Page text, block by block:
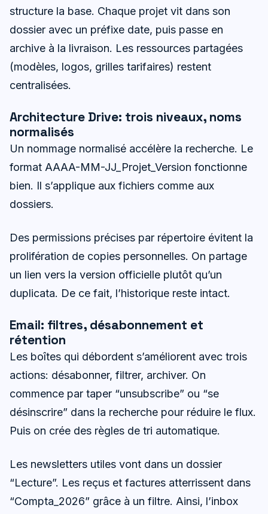
structure la base. Chaque projet vit dans son
dossier avec un préfixe date, puis passe en
archive à la livraison. Les ressources partagées
(modèles, logos, grilles tarifaires) restent
centralisées.
Architecture Drive: trois niveaux, noms
normalisés
Un nommage normalisé accélère la recherche. Le
format AAAA-MM-JJ_Projet_Version fonctionne
bien. Il s’applique aux fichiers comme aux
dossiers.
Des permissions précises par répertoire évitent la
prolifération de copies personnelles. On partage
un lien vers la version officielle plutôt qu’un
duplicata. De ce fait, l’historique reste intact.
Email: filtres, désabonnement et
rétention
Les boîtes qui débordent s’améliorent avec trois
actions: désabonner, filtrer, archiver. On
commence par taper “unsubscribe” ou “se
désinscrire” dans la recherche pour réduire le flux.
Puis on crée des règles de tri automatique.
Les newsletters utiles vont dans un dossier
“Lecture”. Les reçus et factures atterrissent dans
“Compta_2026” grâce à un filtre. Ainsi, l’inbox